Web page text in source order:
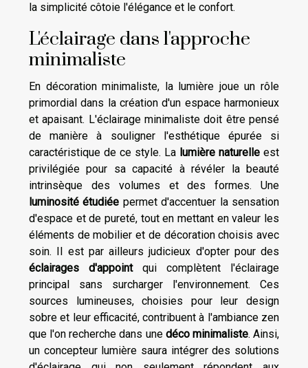
la simplicité côtoie l'élégance et le confort.
L'éclairage dans l'approche
minimaliste
En décoration minimaliste, la lumière joue un rôle
primordial dans la création d'un espace harmonieux
et apaisant. L'éclairage minimaliste doit être pensé
de manière à souligner l'esthétique épurée si
caractéristique de ce style. La lumière naturelle est
privilégiée pour sa capacité à révéler la beauté
intrinsèque des volumes et des formes. Une
luminosité étudiée permet d'accentuer la sensation
d'espace et de pureté, tout en mettant en valeur les
éléments de mobilier et de décoration choisis avec
soin. Il est par ailleurs judicieux d'opter pour des
éclairages d'appointqui complètent l'éclairage
principal sans surcharger l'environnement. Ces
sources lumineuses, choisies pour leur design
sobre et leur efficacité, contribuent à l'ambiance zen
que l'on recherche dans une déco minimaliste. Ainsi,
un concepteur lumière saura intégrer des solutions